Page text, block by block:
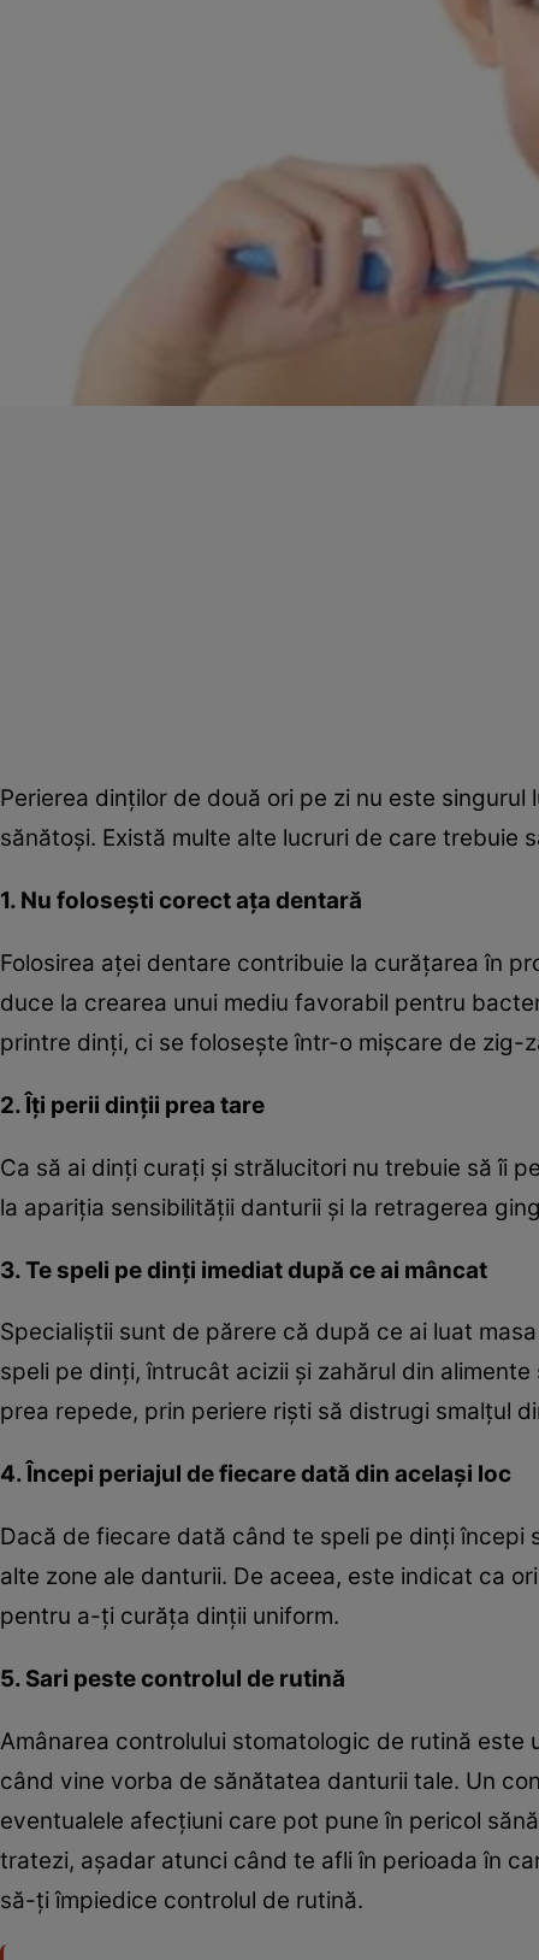
Perierea dinţilor de două ori pe zi nu este
sănătoşi. Există multe alte lucruri de care trebuie
1. Nu foloseşti corect aţa dentară
Folosirea aţei dentare contribuie la curăţarea în
duce la crearea unui mediu favorabil pentru
printre dinţi, ci se foloseşte într-o mişcare de
2. Îţi perii dinţii prea tare
Ca să ai dinţi curaţi şi strălucitori nu trebuie să îi
la apariţia sensibilităţii danturii şi la retragerea
3. Te speli pe dinţi imediat după ce ai mâncat
Specialiştii sunt de părere că după ce ai luat
speli pe dinţi, întrucât acizii şi zahărul din
prea repede, prin periere rişti să distrugi smalţul
4. Începi periajul de fiecare dată din acelaşi loc
Dacă de fiecare dată când te speli pe dinţi începi
alte zone ale danturii. De aceea, este indicat ca
pentru a-ţi curăţa dinţii uniform.
5. Sari peste controlul de rutină
Amânarea controlului stomatologic de rutină
când vine vorba de sănătatea danturii tale. Un
eventualele afecţiuni care pot pune în pericol
tratezi, aşadar atunci când te afli în perioada în
să-ţi împiedice controlul de rutină.